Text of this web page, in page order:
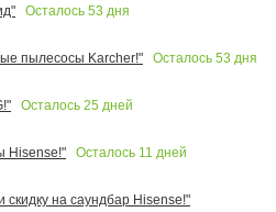
Осталось 53 дня
пылесосы Karcher!"
Осталось 53 дня
Осталось 25 дней
Hisense!"
Осталось 11 дней
скидку на саундбар Hisense!"